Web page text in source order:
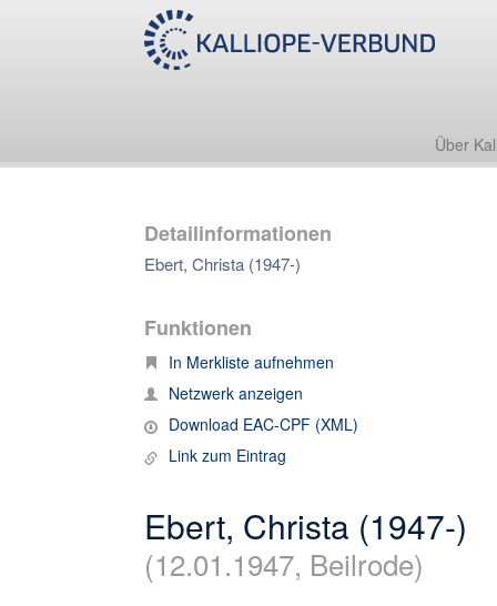
Über
Detailinformationen
Ebert, Christa (1947-)
Funktionen
In Merkliste aufnehmen
Netzwerk anzeigen
Download EAC-CPF (XML)
Link zum Eintrag
Ebert, Christa (1947-)
(12.01.1947, Beilrode)